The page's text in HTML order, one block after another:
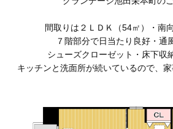
間取りは２ＬＤＫ（54㎡）・南
７階部分で日当たり良好・通
シューズクローゼット・床下
キッチンと洗面所が続いているので、